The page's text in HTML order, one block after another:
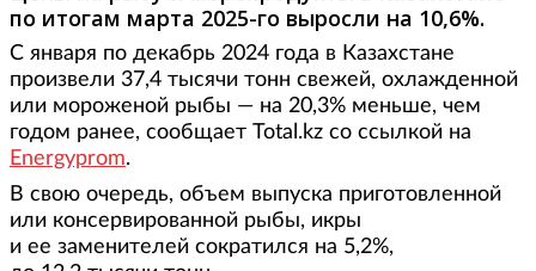
по итогам марта 2025-го выросли на 10,6%.
С января по декабрь 2024 года в Казахстане
произвели 37,4 тысячи тонн свежей, охлажденной
или мороженой рыбы — на 20,3% меньше, чем
годом ранее, сообщает Total.kz со ссылкой на
Energyprom.
В свою очередь, объем выпуска приготовленной
или консервированной рыбы, икры
и ее заменителей сократился на 5,2%,